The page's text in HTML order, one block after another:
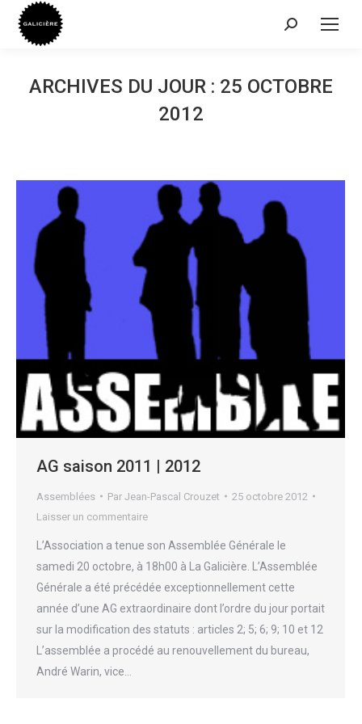
Recherche
ARCHIVES DU JOUR : 25 OCTOBRE
2012
AG saison 2011 | 2012
Assemblées Par Jean-Pascal Crouzet
25 octobre 2012
Laisser un commentaire
L’Association a tenue son Assemblée Générale le
samedi 20 octobre, à 18h00 à La Galicière. L’Assemblée
Générale a été précédée exceptionnellement cette
année d’une AG extraordinaire dont l’ordre du jour portait
sur la modification des statuts : articles 2; 5; 6; 9; 10 et 12
L’assemblée a procédé au renouvellement du bureau,
André Warin, vice…